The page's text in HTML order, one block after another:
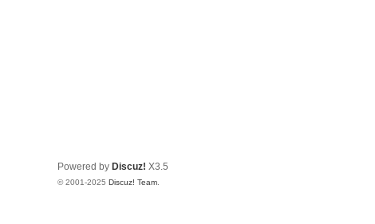
Powered by Discuz! X3.5
© 2001-2025 Discuz! Team